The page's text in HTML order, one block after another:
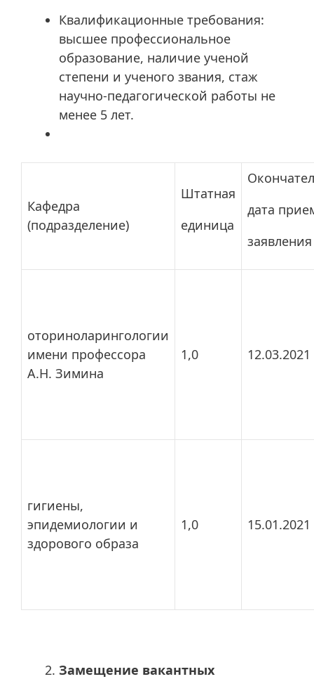
Квалификационные требования:
высшее профессиональное
образование, наличие ученой
степени и ученого звания, стаж
научно-педагогической работы не
менее 5 лет.
Кафедра
(подразделение)
Штатная
единица
дата
заявления
оториноларингологии
имени профессора
А.Н. Зимина
1,0 12.03.2021
гигиены,
эпидемиологии и
здорового образа
1,0 15.01.2021
Замещение вакантных